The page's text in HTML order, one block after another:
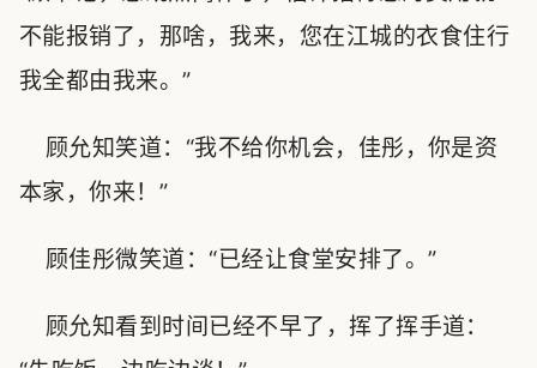
不能报销了，那啥，我来，您在江城的衣食住行
我全都由我来。”
顾允知笑道：“我不给你机会，佳彤，你是资
本家，你来！”
顾佳彤微笑道：“已经让食堂安排了。”
顾允知看到时间已经不早了，挥了挥手道：